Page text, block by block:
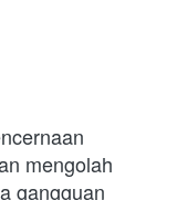
mengolah
gangguan